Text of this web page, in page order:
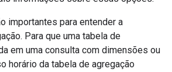
importantes para entender a
Para que uma tabela de
em uma consulta com dimensões ou
horário da tabela de agregação